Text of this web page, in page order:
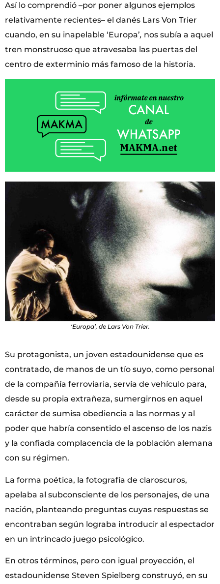
Así lo comprendió –por poner algunos ejemplos
relativamente recientes– el danés Lars Von Trier
cuando, en su inapelable ‘Europa’, nos subía a aquel
tren monstruoso que atravesaba las puertas del
centro de exterminio más famoso de la historia.
‘Europa’, de Lars Von Trier.
Su protagonista, un joven estadounidense que es
contratado, de manos de un tío suyo, como personal
de la compañía ferroviaria, servía de vehículo para,
desde su propia extrañeza, sumergirnos en aquel
carácter de sumisa obediencia a las normas y al
poder que habría consentido el ascenso de los nazis
y la confiada complacencia de la población alemana
con su régimen.
La forma poética, la fotografía de claroscuros,
apelaba al subconsciente de los personajes, de una
nación, planteando preguntas cuyas respuestas se
encontraban según lograba introducir al espectador
en un intrincado juego psicológico.
En otros términos, pero con igual proyección, el
estadounidense Steven Spielberg construyó, en su